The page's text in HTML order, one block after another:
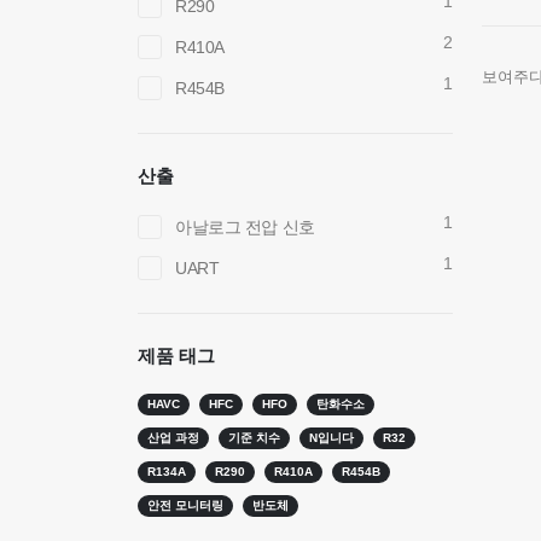
보여주
R290
R410A 2
R454B 1
산출
아날로그 전압 신호 1
UART 1
제품 태그
HAVC HFC HFO 탄화수소
산업 과정 기준 치수 N입니다 R32
R134A R290 R410A R454B
안전 모니터링 반도체
주소: No.299 Jinsuo Road, National High-Tech
텔:0086-371-67169097
이메일:cece@winsensor.com
whatsapp : + 8618595618735